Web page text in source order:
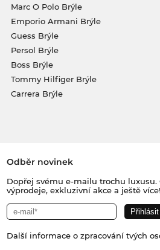
Marc O Polo Brýle
Emporio Armani Brýle
Guess Brýle
Persol Brýle
Boss Brýle
Tommy Hilfiger Brýle
Carrera Brýle
Odběr novinek
Dopřej svému e-mailu trochu
výprodeje, exkluzivní akce a ještě více!
Další informace o zpracování tvých